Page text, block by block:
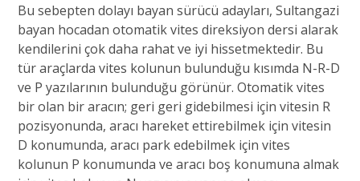
Bu sebepten dolayı bayan sürücü adayları,Sultangazi
bayan hocadan otomatik vites direksiyon dersi alarak
kendilerini çok daha rahat ve iyi hissetmektedir. Bu
tür araçlarda vites kolunun bulunduğu kısımda N-R-D
ve P yazılarının bulunduğu görünür. Otomatik vites
bir olan bir aracın; geri geri gidebilmesi için vitesin R
pozisyonunda, aracı hareket ettirebilmek için vitesin
D konumunda, aracı park edebilmek için vites
kolunun P konumunda ve aracı boş konumuna almak